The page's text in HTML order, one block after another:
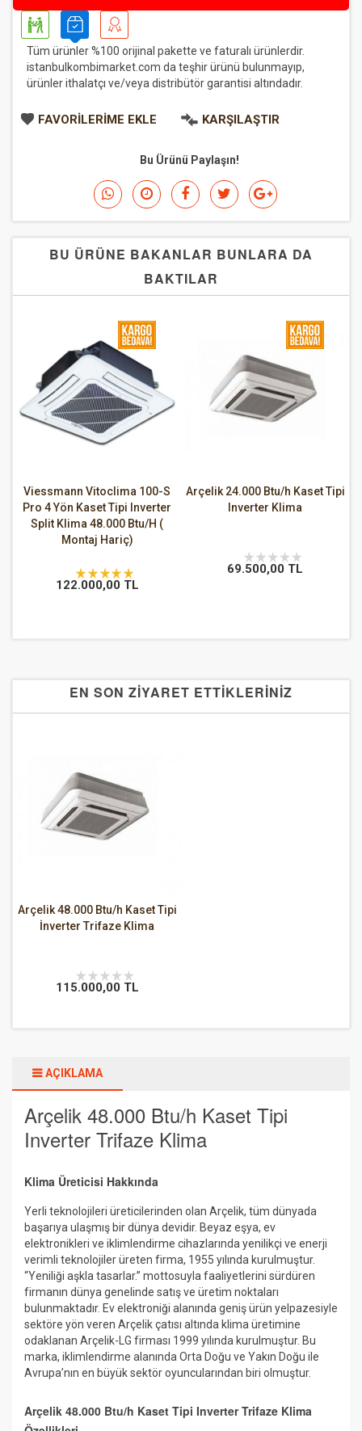
Tüm ürünler %100 orijinal pakette ve faturalı ürünlerdir.
istanbulkombimarket.com da teşhir ürünü bulunmayıp,
ürünler ithalatçı ve/veya distribütör garantisi altındadır.
FAVORILERIME EKLE KARŞILAŞTIR
Bu Ürünü Paylaşın!
BU ÜRÜNE BAKANLAR BUNLARA DA
BAKTILAR
Viessmann Vitoclima 100-S
Pro 4 Yön Kaset Tipi Inverter
Split Klima 48.000 Btu/H (
Montaj Hariç)
122.000,00 TL
Arçelik 24.000 Btu/h Kaset Tipi
Inverter Klima
69.500,00 TL
EN SON ZİYARET ETTİKLERİNİZ
Arçelik 48.000 Btu/h Kaset Tipi
İnverter Trifaze Klima
115.000,00 TL
AÇIKLAMA
Arçelik 48.000 Btu/h Kaset Tipi
Inverter Trifaze Klima
Klima Üreticisi Hakkında
Yerli teknolojileri üreticilerinden olan Arçelik, tüm dünyada
başarıya ulaşmış bir dünya devidir. Beyaz eşya, ev
elektronikleri ve iklimlendirme cihazlarında yenilikçi ve enerji
verimli teknolojiler üreten firma, 1955 yılında kurulmuştur.
“Yeniliği aşkla tasarlar.” mottosuyla faaliyetlerini sürdüren
firmanın dünya genelinde satış ve üretim noktaları
bulunmaktadır. Ev elektroniği alanında geniş ürün yelpazesiyle
sektöre yön veren Arçelik çatısı altında klima üretimine
odaklanan Arçelik-LG firması 1999 yılında kurulmuştur. Bu
marka, iklimlendirme alanında Orta Doğu ve Yakın Doğu ile
Avrupa’nın en büyük sektör oyuncularından biri olmuştur.
Arçelik 48.000 Btu/h Kaset Tipi Inverter Trifaze Klima